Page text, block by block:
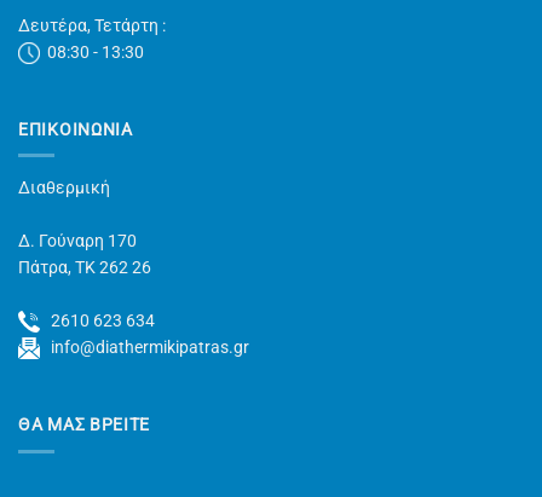
Δευτέρα, Τετάρτη :
08:30 - 13:30
ΕΠΙΚΟΙΝΩΝΊΑ
Διαθερμική
Δ. Γούναρη 170
Πάτρα, TK 262 26
2610 623 634
info@diathermikipatras.gr
ΘΑ ΜΑΣ ΒΡΕΙΤΕ